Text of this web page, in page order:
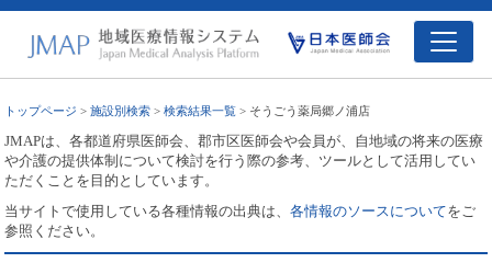
トップページ >施設別検索 >検索結果一覧 > そうごう薬局郷ノ浦店
JMAPは、各都道府県医師会、郡市区医師会や会員が、自地域の将来の医療
や介護の提供体制について検討を行う際の参考、ツールとして活用してい
ただくことを目的としています。
当サイトで使用している各種情報の出典は、各情報のソースについてをご
参照ください。